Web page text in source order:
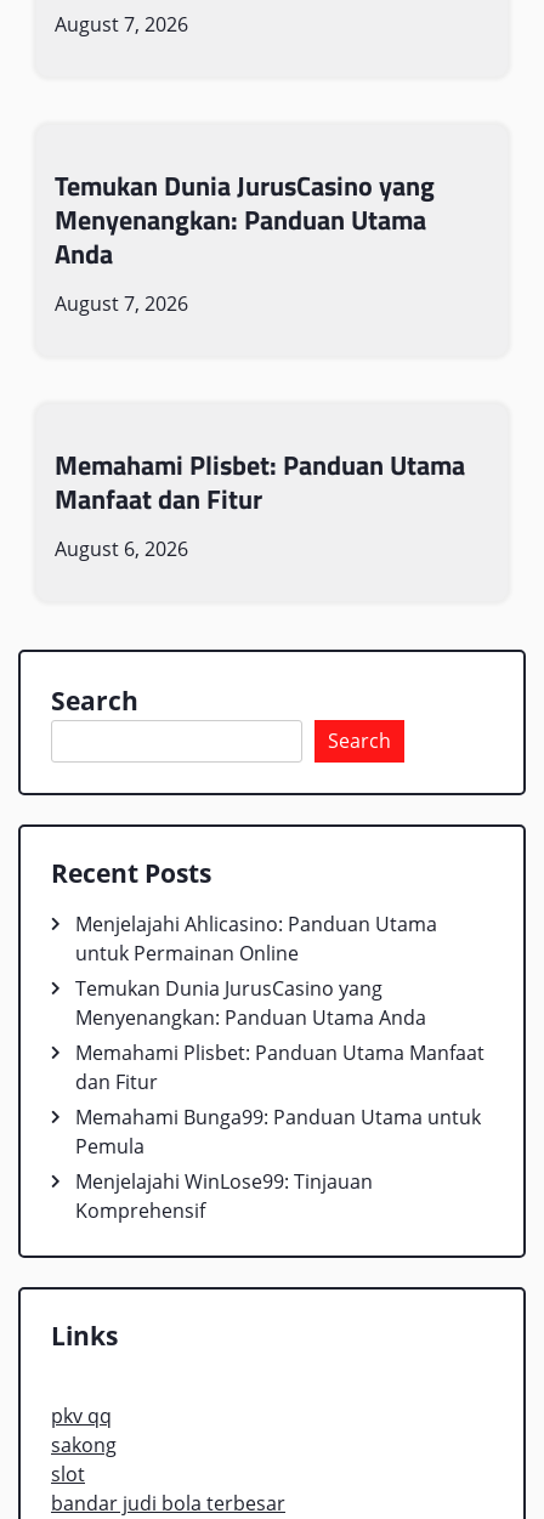
August 7, 2026
Temukan Dunia JurusCasino yang
Menyenangkan: Panduan Utama
Anda
August 7, 2026
Memahami Plisbet: Panduan Utama
Manfaat dan Fitur
August 6, 2026
Search
Search
Recent Posts
Menjelajahi Ahlicasino: Panduan Utama
untuk Permainan Online
Temukan Dunia JurusCasino yang
Menyenangkan: Panduan Utama Anda
Memahami Plisbet: Panduan Utama Manfaat
dan Fitur
Memahami Bunga99: Panduan Utama untuk
Pemula
Menjelajahi WinLose99: Tinjauan
Komprehensif
Links
pkv qq
sakong
slot
bandar judi bola terbesar